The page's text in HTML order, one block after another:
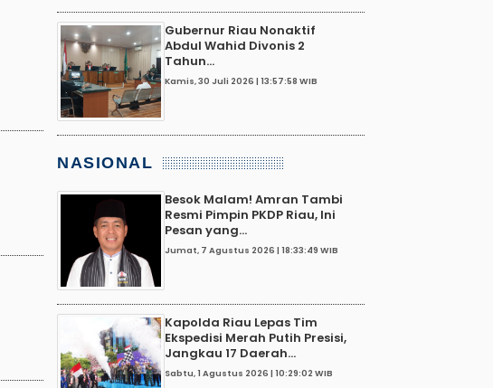
Gubernur Riau Nonaktif
Abdul Wahid Divonis 2
Tahun...
Kamis, 30 Juli 2026 | 13:57:58 WIB
NASIONAL
Besok Malam! Amran Tambi
Resmi Pimpin PKDP Riau, Ini
Pesan yang...
Jumat, 7 Agustus 2026 | 18:33:49 WIB
Kapolda Riau Lepas Tim
Ekspedisi Merah Putih Presisi,
Jangkau 17 Daerah...
Sabtu, 1 Agustus 2026 | 10:29:02 WIB